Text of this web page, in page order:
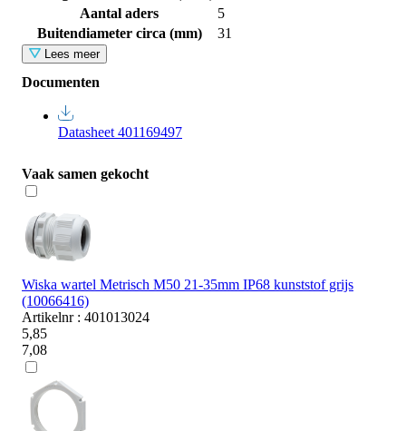
Aantal aders
5
Buitendiameter circa (mm)
31
Lees meer
Documenten
Datasheet 401169497
Vaak samen gekocht
Wiska wartel Metrisch M50 21-35mm IP68 kunststof grijs
(10066416)
Artikelnr : 401013024
5,85
7,08